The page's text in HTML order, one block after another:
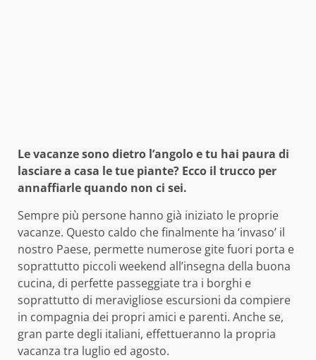
Le vacanze sono dietro l’angolo e tu hai paura di
lasciare a casa le tue piante? Ecco il trucco per
annaffiarle quando non ci sei.
Sempre più persone hanno già iniziato le proprie
vacanze. Questo caldo che finalmente ha ‘invaso’ il
nostro Paese, permette numerose gite fuori porta e
soprattutto piccoli weekend all’insegna della buona
cucina, di perfette passeggiate tra i borghi e
soprattutto di meravigliose escursioni da compiere
in compagnia dei propri amici e parenti. Anche se,
gran parte degli italiani, effettueranno la propria
vacanza tra luglio ed agosto.